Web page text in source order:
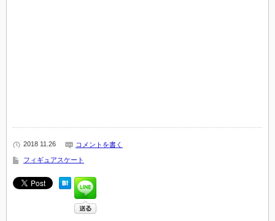
2018 11.26 コメントを書く
フィギュアスケート